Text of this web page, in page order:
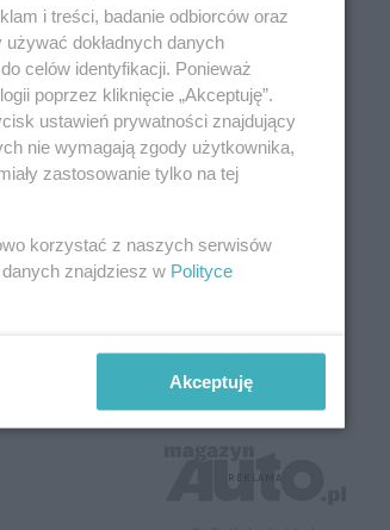
i treści, badanie odbiorców oraz
dokładnych danych
celów identyfikacji. Ponieważ
poprzez kliknięcie „Akceptuję”.
ustawień prywatności znajdujący
nie wymagają zgody użytkownika,
zastosowanie tylko na tej
korzystać z naszych serwisów
znajdziesz w Polityce
Akceptuję